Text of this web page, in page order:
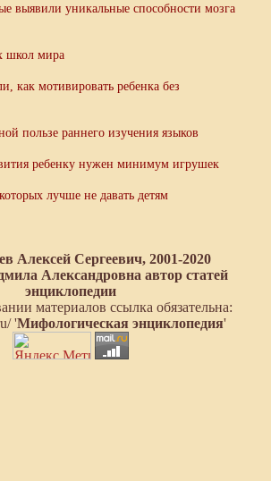
выявили уникальные способности мозга
школ мира
как мотивировать ребенка без
пользе раннего изучения языков
ребенку нужен минимум игрушек
лучше не давать детям
Алексей Сергеевич, 2001-2020
Александровна автор статей
энциклопедии
материалов ссылка обязательна:
'Мифологическая энциклопедия'